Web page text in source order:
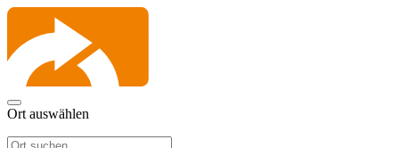
Ort auswählen